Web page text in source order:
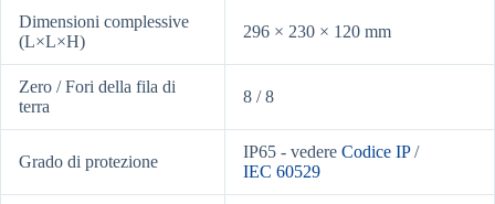
Dimensioni complessive
(L×L×H)
296 × 230 × 120 mm
Zero / Fori della fila di
terra
8 / 8
Grado di protezione
IP65 - vedere Codice IP/
IEC 60529